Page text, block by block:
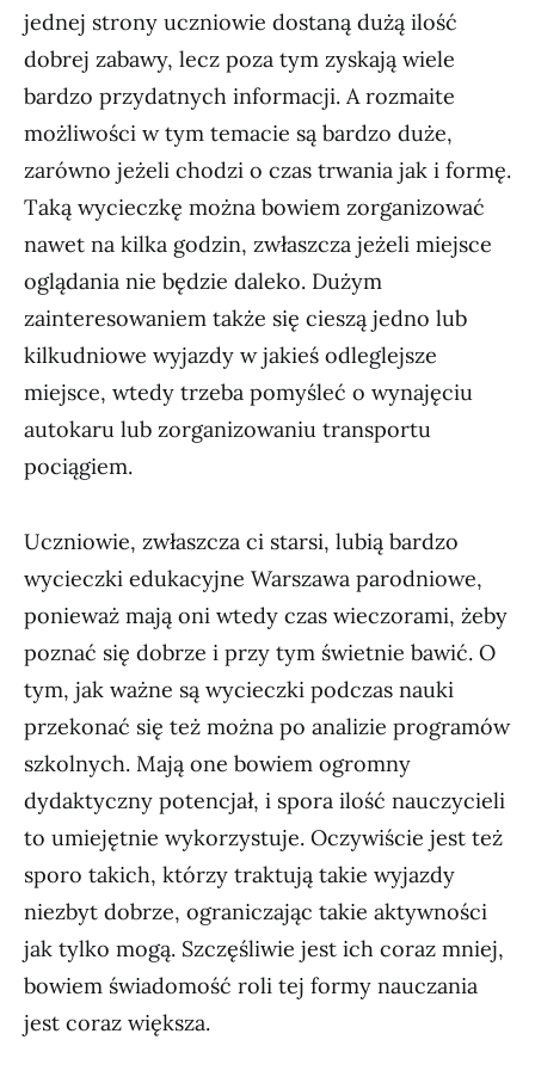
jednej strony uczniowie dostaną dużą ilość
dobrej zabawy, lecz poza tym zyskają wiele
bardzo przydatnych informacji. A rozmaite
możliwości w tym temacie są bardzo duże,
zarówno jeżeli chodzi o czas trwania jak i formę.
Taką wycieczkę można bowiem zorganizować
nawet na kilka godzin, zwłaszcza jeżeli miejsce
oglądania nie będzie daleko. Dużym
zainteresowaniem także się cieszą jedno lub
kilkudniowe wyjazdy w jakieś odleglejsze
miejsce, wtedy trzeba pomyśleć o wynajęciu
autokaru lub zorganizowaniu transportu
pociągiem.
Uczniowie, zwłaszcza ci starsi, lubią bardzo
wycieczki edukacyjne Warszawa parodniowe,
ponieważ mają oni wtedy czas wieczorami, żeby
poznać się dobrze i przy tym świetnie bawić. O
tym, jak ważne są wycieczki podczas nauki
przekonać się też można po analizie programów
szkolnych. Mają one bowiem ogromny
dydaktyczny potencjał, i spora ilość nauczycieli
to umiejętnie wykorzystuje. Oczywiście jest też
sporo takich, którzy traktują takie wyjazdy
niezbyt dobrze, ograniczając takie aktywności
jak tylko mogą. Szczęśliwie jest ich coraz mniej,
bowiem świadomość roli tej formy nauczania
jest coraz większa.